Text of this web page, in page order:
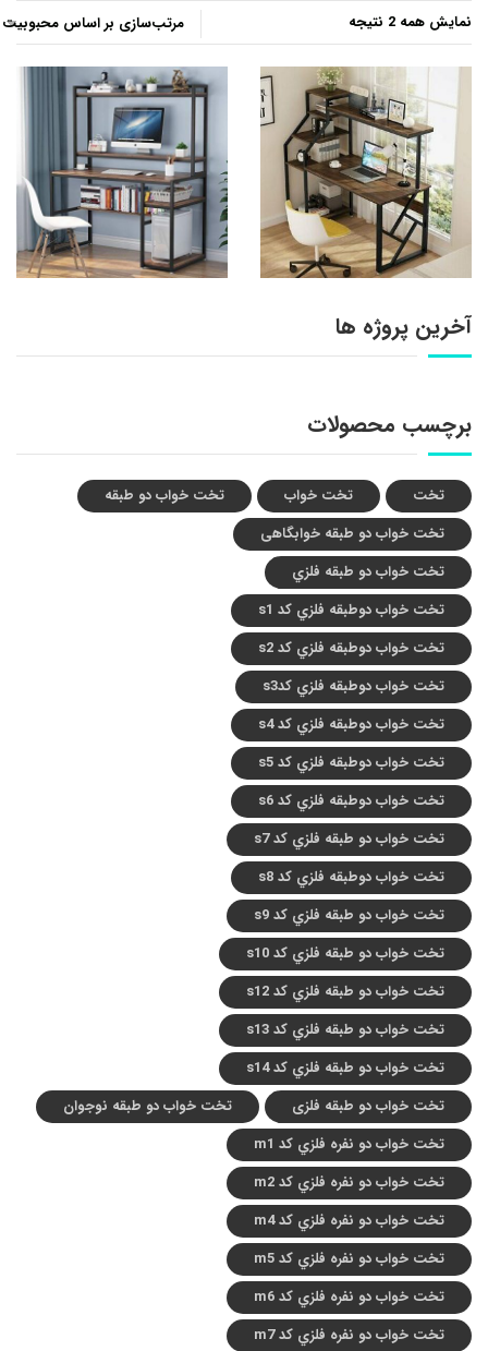
نمایش همه 2 نتیجه
بر
اساس
محبوبیت
آخرین پروژه ها
برچسب محصولات
تخت تخت خواب
تخت خواب دو طبقه
تخت خواب دو طبقه خوابگاهی
تخت خواب دو طبقه فلزي
تخت خواب دوطبقه فلزي کد s1
تخت خواب دوطبقه فلزي کد s2
تخت خواب دوطبقه فلزي کدs3
تخت خواب دوطبقه فلزي کد s4
تخت خواب دوطبقه فلزي کد s5
تخت خواب دوطبقه فلزي کد s6
تخت خواب دو طبقه فلزي کد s7
تخت خواب دوطبقه فلزي کد s8
تخت خواب دو طبقه فلزي کد s9
تخت خواب دو طبقه فلزي کد s10
تخت خواب دو طبقه فلزي کد s12
تخت خواب دو طبقه فلزي کد s13
تخت خواب دو طبقه فلزي کد s14
تخت خواب دو طبقه فلزی
تخت خواب دو طبقه نوجوان
تخت خواب دو نفره فلزي کد m1
تخت خواب دو نفره فلزي کد m2
تخت خواب دو نفره فلزي کد m4
تخت خواب دو نفره فلزي کد m5
تخت خواب دو نفره فلزي کد m6
تخت خواب دو نفره فلزي کد m7